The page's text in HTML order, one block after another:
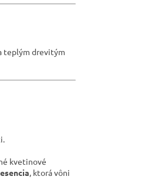
teplým drevitým
kvetinové
, ktorá vôni